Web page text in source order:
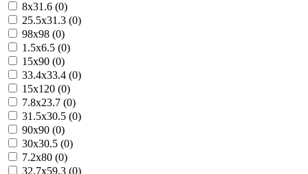
8x31.6 (0)
25.5x31.3 (0)
98x98 (0)
1.5x6.5 (0)
15x90 (0)
33.4x33.4 (0)
15x120 (0)
7.8x23.7 (0)
31.5x30.5 (0)
90x90 (0)
30x30.5 (0)
7.2x80 (0)
32.7x59.3 (0)